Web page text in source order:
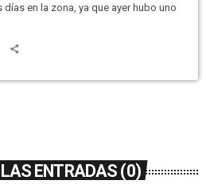
en la zona, ya que ayer hubo uno
ENTRADAS (0)